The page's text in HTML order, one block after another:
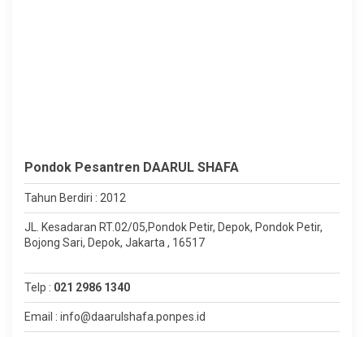
Pondok Pesantren DAARUL SHAFA
Tahun Berdiri : 2012
JL. Kesadaran RT.02/05,Pondok Petir, Depok, Pondok Petir,
Bojong Sari, Depok, Jakarta , 16517
Telp : 021 2986 1340
Email : info@daarulshafa.ponpes.id